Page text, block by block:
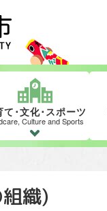
て･文化･スポーツ
Culture and Sports
織)